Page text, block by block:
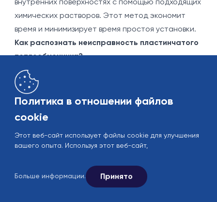
внутренних поверхностях с помощью подходящих
химических растворов. Этот метод экономит
время и минимизирует время простоя установки.
Как распознать неисправность пластинчатого
теплообменника?
Один из самых интересующих пользователей
вопросов - это "как распознать неисправность
пластинчатого теплообменника?". Признаки
признаки включают:
• Потеря производительности: Температуры
жидкостей не достигают требуемых значений
или скорость теплопередачи снижается.
Политика в отношении файлов
cookie
Этот веб-сайт использует файлы cookie для улучшения
вашего опыта. Используя этот веб-сайт,
Больше информации. Принято